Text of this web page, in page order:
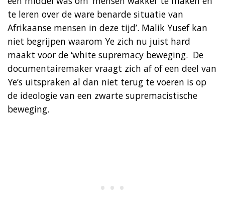
te leren over de ware benarde situatie van
Afrikaanse mensen in deze tijd’. Malik Yusef kan
niet begrijpen waarom Ye zich nu juist hard
maakt voor de ‘white supremacy beweging. De
documentairemaker vraagt zich af of een deel van
Ye’s uitspraken al dan niet terug te voeren is op
de ideologie van een zwarte supremacistische
beweging.